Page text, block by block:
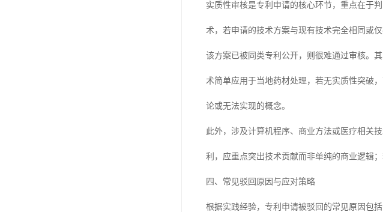
实质性审核是专利申请的核心环节，重点在于
术，若申请的技术方案与现有技术完全相同或
该方案已被同类专利公开，则很难通过审核。
术简单应用于当地药材处理，若无实质性突破
论或无法实现的概念。
此外，涉及计算机程序、商业方法或医疗相关
利，应重点突出技术贡献而非单纯的商业逻辑
四、常见驳回原因与应对策略
根据实践经验，专利申请被驳回的常见原因包